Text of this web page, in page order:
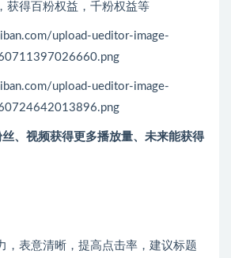
获得百粉权益，千粉权益等
、视频获得更多播放量、未来能获得
，表意清晰，提高点击率，建议标题